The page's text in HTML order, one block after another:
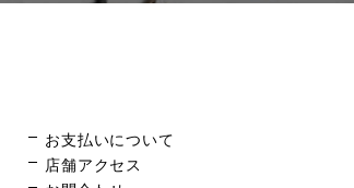
お支払いについて
店舗アクセス